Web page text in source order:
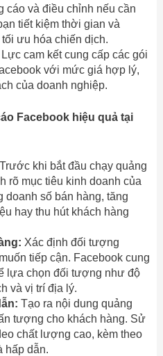
cáo và điều chỉnh nếu cần
tiết kiệm thời gian và
ưu hóa chiến dịch.
cam kết cung cấp các gói
với mức giá hợp lý,
của doanh nghiệp.
Facebook hiệu quả tại
Trước khi bắt đầu chạy quảng
rõ mục tiêu kinh doanh của
doanh số bán hàng, tăng
hay thu hút khách hàng
Xác định đối tượng
tiếp cận. Facebook cung
lựa chọn đối tượng như độ
và vị trí địa lý.
Tạo ra nội dung quảng
tượng cho khách hàng. Sử
chất lượng cao, kèm theo
hấp dẫn.